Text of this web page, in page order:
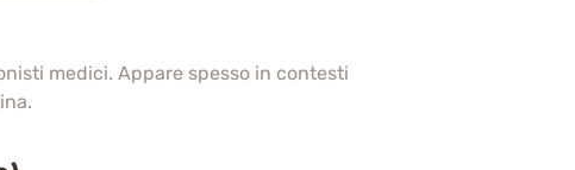
medici. Appare spesso in contesti